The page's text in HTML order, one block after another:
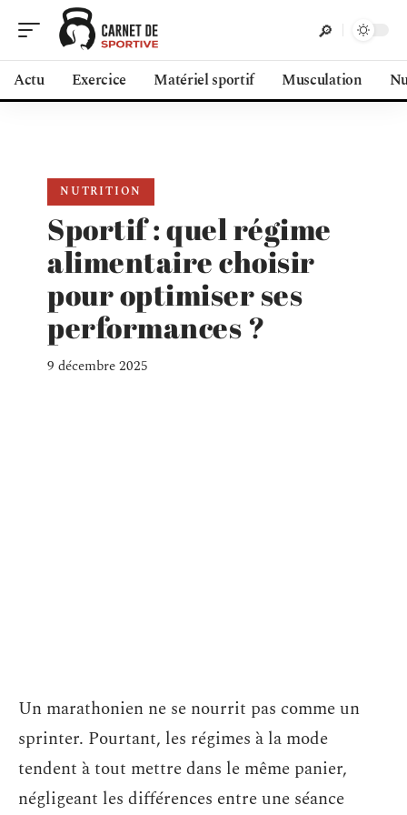
Actu Exercice Matériel sportif Musculation
NUTRITION
Sportif : quel régime
alimentaire choisir
pour optimiser ses
performances ?
9 décembre 2025
Un marathonien ne se nourrit pas comme un
sprinter. Pourtant, les régimes à la mode
tendent à tout mettre dans le même panier,
négligeant les différences entre une séance